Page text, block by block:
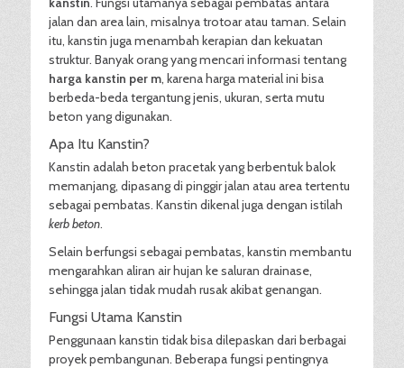
jalan dan area lain, misalnya trotoar atau taman. Selain
itu, kanstin juga menambah kerapian dan kekuatan
struktur. Banyak orang yang mencari informasi tentang
harga kanstin per m, karena harga material ini bisa
berbeda-beda tergantung jenis, ukuran, serta mutu
beton yang digunakan.
Apa Itu Kanstin?
Kanstin adalah beton pracetak yang berbentuk balok
memanjang, dipasang di pinggir jalan atau area tertentu
sebagai pembatas. Kanstin dikenal juga dengan istilah
kerb beton.
Selain berfungsi sebagai pembatas, kanstin membantu
mengarahkan aliran air hujan ke saluran drainase,
sehingga jalan tidak mudah rusak akibat genangan.
Fungsi Utama Kanstin
Penggunaan kanstin tidak bisa dilepaskan dari berbagai
proyek pembangunan. Beberapa fungsi pentingnya